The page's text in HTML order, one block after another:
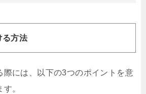
る方法
際には、以下の3つのポイントを意
。